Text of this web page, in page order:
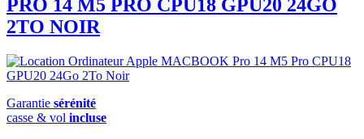
PRO 14 M5 PRO CPU18 GPU20 24GO
2TO NOIR
Garantie sérénité
casse & vol incluse